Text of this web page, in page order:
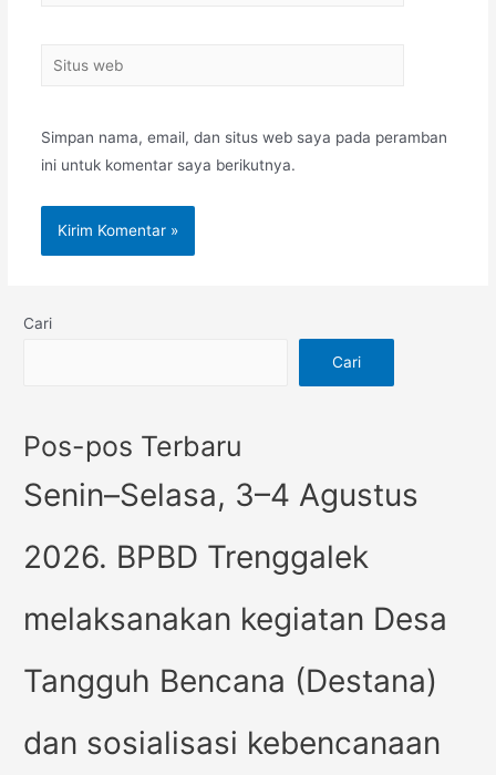
Simpan nama, email, dan situs web saya pada peramban
ini untuk komentar saya berikutnya.
Cari
Cari
Pos-pos Terbaru
Senin–Selasa, 3–4 Agustus
2026. BPBD Trenggalek
melaksanakan kegiatan Desa
Tangguh Bencana (Destana)
dan sosialisasi kebencanaan